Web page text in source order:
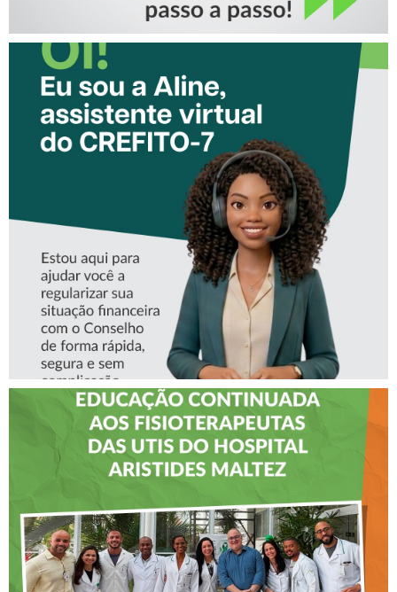
CONHEÇA A ‘ALINE’,
ASSISTENTE VIRTUAL DO
CREFITO-7
CREFITO-7 LEVA EDUCAÇÃO
CONTINUADA AOS
FISIOTERAPEUTAS DAS UTIs
DO HOSPITAL ARISTIDES
MALTEZ